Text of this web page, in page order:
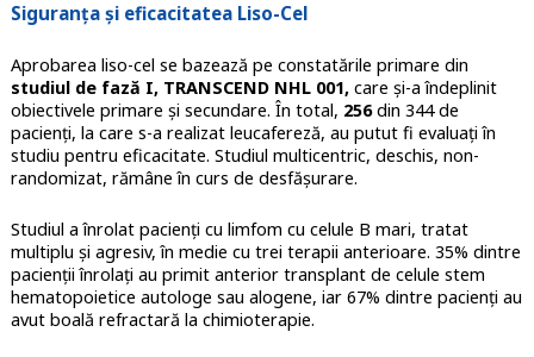
Siguranța și eficacitatea Liso-Cel
Aprobarea liso-cel se bazează pe constatările primare din
studiul de fază I, TRANSCEND NHL 001,care și-a îndeplinit
obiectivele primare și secundare. În total, 256din 344 de
pacienți, la care s-a realizat leucafereză, au putut fi evaluați în
studiu pentru eficacitate. Studiul multicentric, deschis, non-
randomizat, rămâne în curs de desfășurare.
Studiul a înrolat pacienți cu limfom cu celule B mari, tratat
multiplu și agresiv, în medie cu trei terapii anterioare. 35% dintre
pacienții înrolați au primit anterior transplant de celule stem
hematopoietice autologe sau alogene, iar 67% dintre pacienți au
avut boală refractară la chimioterapie.